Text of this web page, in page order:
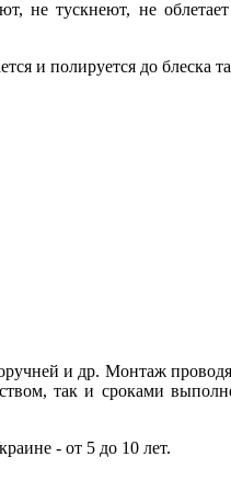
не тускнеют, не
и полируется до блеска
и др. Монтаж
так и сроками
- от 5 до 10 лет.